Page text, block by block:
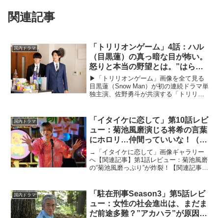
関連記事
国内ドラマ
「トリリオンゲーム」4話：ハル
（目黒蓮）の真っ暗な目が怖い。
怒りと本当の野望とは。”はらめ
ぐ”共演も熱い
▶︎「トリリオンゲーム」画像を全て見る
目黒蓮（Snow Man）が初の連続ドラマ単
独主演、佐野勇斗が共演する「トリリオ
な”世界一のワガママ男”・ハル (目黒蓮)
と、...
国内ドラマ
「イタイケに恋して」第10話レビ
ュー：菊池風磨演じる将希の言葉
にホロリ…仲間っていいな！（※
ストーリーネタバレあり）
→「イタイケに恋して」画像ギャラリー
へ【関連記事】第1話レビュー：菊池風磨
の“菊池風磨っぷり”が炸裂！【関連記事】
事】第3話レビュー：「顔も立派な個性」
って、いい言葉じ...
国内ドラマ
「駐在刑事Season3」第5話レビ
ュー：女性の社会進出は、まだま
だ前途多難？”アカハラ”が原因の